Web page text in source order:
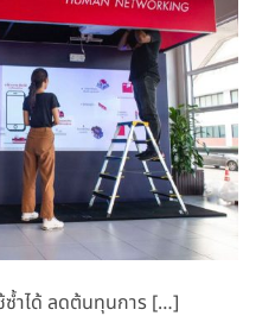
ซ้ำได้ ลดต้นทุนการ […]